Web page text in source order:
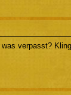
verpasst?